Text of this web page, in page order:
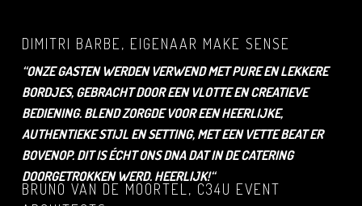
DIMITRI BARBE, EIGENAAR MAKE SENSE
“ONZE GASTEN WERDEN VERWEND MET PURE EN LEKKERE
BORDJES, GEBRACHT DOOR EEN VLOTTE EN CREATIEVE
BEDIENING. BLEND ZORGDE VOOR EEN HEERLIJKE,
AUTHENTIEKE STIJL EN SETTING, MET EEN VETTE BEAT ER
BOVENOP. DIT IS ÉCHT ONS DNA DAT IN DE CATERING
DOORGETROKKEN WERD. HEERLIJK!“
BRUNO VAN DE MOORTEL, C34U EVENT